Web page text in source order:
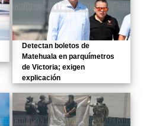
Detectan boletos de
Matehuala en parquímetros
de Victoria; exigen
explicación